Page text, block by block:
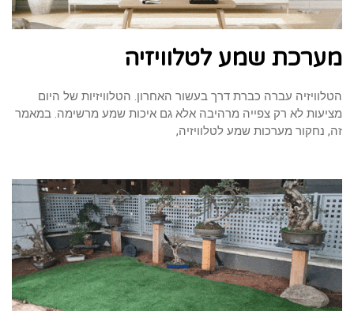
מערכת שמע לטלוויזיה
הטלוויזיה עברה כברת דרך בעשור האחרון. הטלוויזיות של היום
מציעות לא רק צפייה מרהיבה אלא גם איכות שמע מרשימה. במאמר
זה, נחקור מערכות שמע לטלוויזיה,